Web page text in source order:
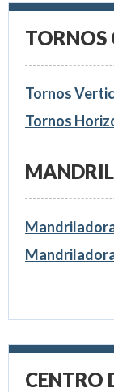
TORNOS
Tornos
Tornos
CENTRO